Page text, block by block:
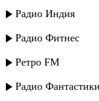
Радио Индия
Радио Фитнес
Ретро FM
Радио Фантастики
Рейсан
Ramazan